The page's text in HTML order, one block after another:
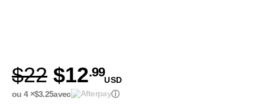
$22 $12.99
USD
ou 4 ×$3.25avec ⓘ